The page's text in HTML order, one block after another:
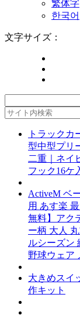
繁体字
한국어
文字サイズ：
トラックカ
型中型プリ
二重｜ネイ
フック16ケ
ActiveM ベ
用 あす楽
無料】アク
ー柄 大人
ルシーズン
野球ウェア
大きめスイ
作キット